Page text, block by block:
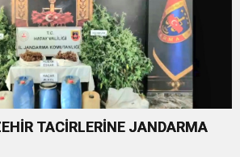
TACİRLERİNE JANDARMA